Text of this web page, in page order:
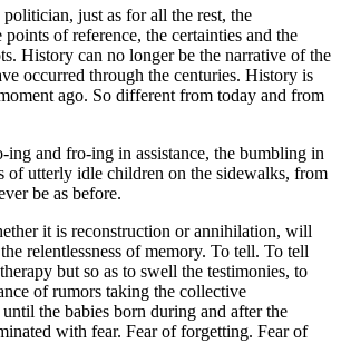
just as for all the rest, the
points of reference, the certainties and the
History can no longer be the narrative of the
occurred through the centuries. History is
ago. So different from today and from
ing and fro-ing in assistance, the bumbling in
of utterly idle children on the sidewalks, from
be as before.
it is reconstruction or annihilation, will
relentlessness of memory. To tell. To tell
but so as to swell the testimonies, to
of rumors taking the collective
the babies born during and after the
with fear. Fear of forgetting. Fear of